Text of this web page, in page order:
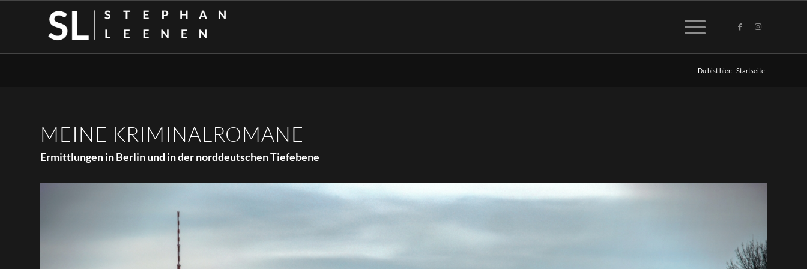
Du bist hier: Startseite
MEINE KRIMINALROMANE
Ermittlungen in Berlin und in der norddeutschen Tiefebene